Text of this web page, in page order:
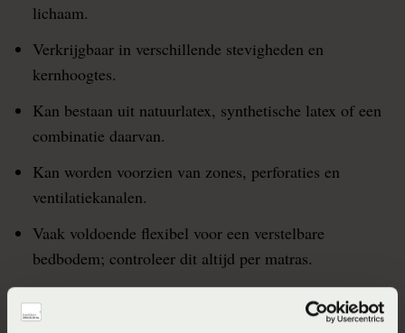
lichaam.
Verkrijgbaar in verschillende stevigheden en
kernhoogtes.
Kan bestaan uit natuurlatex, synthetische latex of een
combinatie daarvan.
Kan worden voorzien van zones, perforaties en
ventilatiekanalen.
Vaak voldoende flexibel voor een verstelbare
bedbodem; controleer dit altijd per matras.
Latexmatrassen zijn doorgaans relatief zwaar.